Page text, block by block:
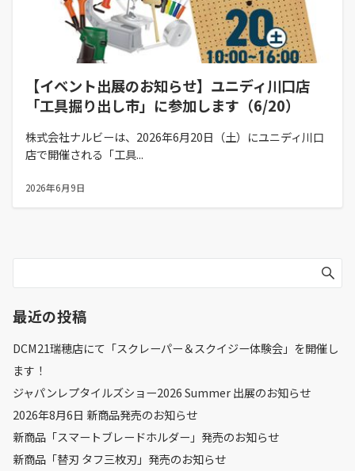
【イベント出展のお知らせ】ユニディ川口店
「工具掘り出し市」に参加します（6/20）
株式会社ナルビーは、2026年6月20日（土）にユニディ川口
店で開催される「工具...
2026年6月9日
最近の投稿
DCM21瑞穂店にて「スクレーパー＆スクイジー体験会」を開催し
ます！
ジャパンレプタイルズショー2026 Summer 出展のお知らせ
2026年8月6日 新商品発売のお知らせ
新商品「スマートブレードホルダー」発売のお知らせ
新商品「替刃 タフ三枚刃」発売のお知らせ